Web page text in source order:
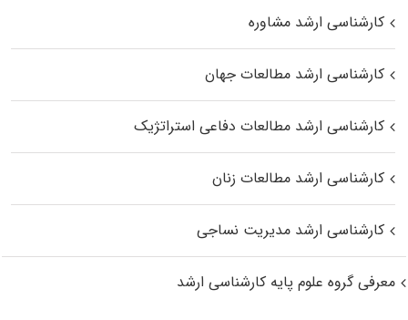
کارشناسی ارشد مشاوره
کارشناسی ارشد مطالعات جهان
کارشناسی ارشد مطالعات دفاعی استراتژیک
کارشناسی ارشد مطالعات زنان
کارشناسی ارشد مدیریت نساجی
معرفی گروه علوم پایه کارشناسی ارشد